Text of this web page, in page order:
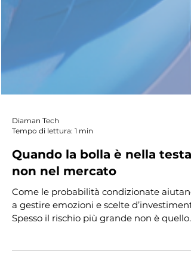
Diaman Tech
Tempo di lettura: 1 min
Quando la bolla è nella testa
non nel mercato
Come le probabilità condizionate aiutano
Spesso il rischio più grande non è quello